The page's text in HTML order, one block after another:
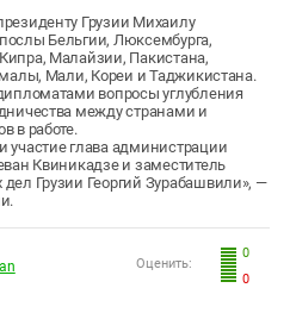
Грузии Михаилу
Бельгии, Люксембурга,
Малайзии, Пакистана,
Мали, Кореи и Таджикистана.
вопросы углубления
между странами и
в работе.
участие глава администрации
Квиникадзе и заместитель
Грузии Георгий Зурабашвили», —
0
0
Оценить: